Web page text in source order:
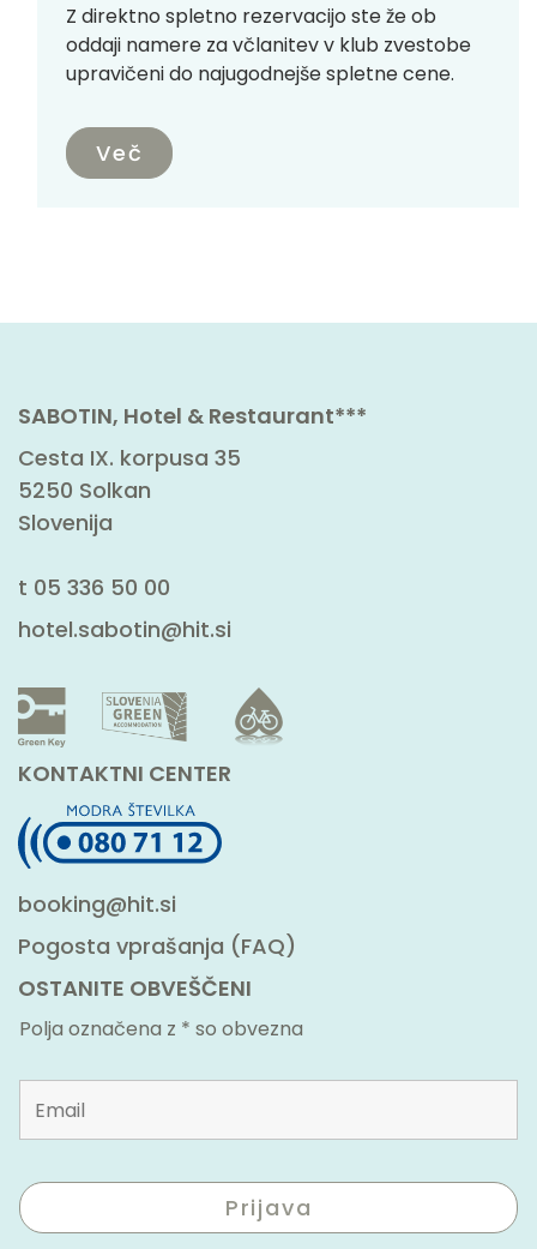
Z direktno spletno rezervacijo ste že ob
oddaji namere za včlanitev v klub zvestobe
upravičeni do najugodnejše spletne cene.
Več
SABOTIN, Hotel & Restaurant***
Cesta IX. korpusa 35
5250 Solkan
Slovenija
t 05 336 50 00
hotel.sabotin@hit.si
KONTAKTNI CENTER
booking@hit.si
Pogosta vprašanja (FAQ)
OSTANITE OBVEŠČENI
Polja označena z * so obvezna